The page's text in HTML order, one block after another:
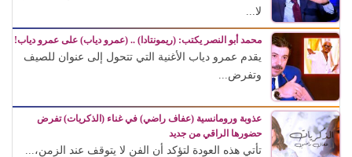
لا...
محمد أبو النصر يكتب: (ريمونتادا) .. (عمرو دياب) على عمرو دياب!
يقدم عمرو دياب الأغنية التي تتحول إلى عنوان للصيف
وتفرض...
عذوبة ورومانسية (عفاف راضي) في غناء (الذكريات) تفرض
حضورها الراقي من جديد
تأتي هذه العودة لتؤكد أن الفن لا يتوقف عند الزمن،...